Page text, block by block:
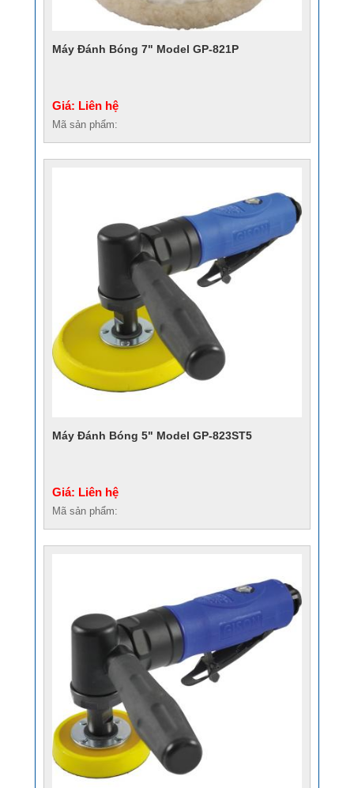
Máy Đánh Bóng 7" Model GP-821P
Giá: Liên hệ
Mã sản phẩm:
Máy Đánh Bóng 5" Model GP-823ST5
Giá: Liên hệ
Mã sản phẩm: